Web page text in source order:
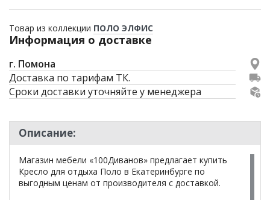
Товар из коллекции ПОЛО ЭЛФИС
Информация о доставке
г. Помона
Доставка по тарифам ТК.
Сроки доставки уточняйте у менеджера
Описание:
Магазин мебели «100Диванов» предлагает купить
Кресло для отдыха Поло в Екатеринбурге по
выгодным ценам от производителя с доставкой.